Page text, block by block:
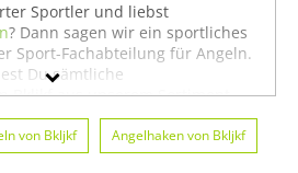
Sportler und liebst
? Dann sagen wir ein sportliches
Sport-Fachabteilung für Angeln.
Du sämtliche
Bkljkf aus unserem Sortiment.
Angeln von Bkljkfoder
suchen. Oder Du schaust etwas
auf unserer Seite mit
von Bkljkf Angelhaken von Bkljkf